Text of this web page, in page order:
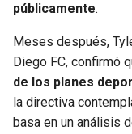
públicamente.
Meses después,
Diego FC, confirmó
de los planes
la directiva
basa en un análisis